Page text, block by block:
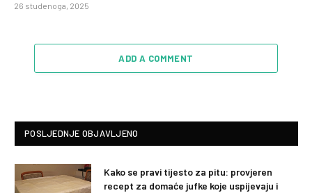
26 studenoga, 2025
ADD A COMMENT
POSLJEDNJE OBJAVLJENO
Kako se pravi tijesto za pitu: provjeren
recept za domaće jufke koje uspijevaju i